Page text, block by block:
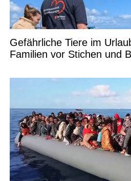
Gefährliche Tiere im
Familien vor Stichen und